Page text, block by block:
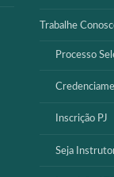
Trabalhe
Processo
Inscrição PJ
Seja